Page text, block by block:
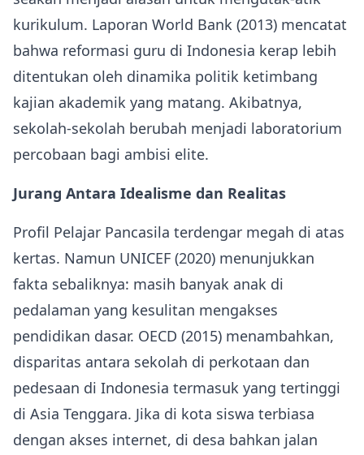
kurikulum. Laporan World Bank (2013) mencatat
bahwa reformasi guru di Indonesia kerap lebih
ditentukan oleh dinamika politik ketimbang
kajian akademik yang matang. Akibatnya,
sekolah-sekolah berubah menjadi laboratorium
percobaan bagi ambisi elite.
Jurang Antara Idealisme dan Realitas
Profil Pelajar Pancasila terdengar megah di atas
kertas. Namun UNICEF (2020) menunjukkan
fakta sebaliknya: masih banyak anak di
pedalaman yang kesulitan mengakses
pendidikan dasar. OECD (2015) menambahkan,
disparitas antara sekolah di perkotaan dan
pedesaan di Indonesia termasuk yang tertinggi
di Asia Tenggara. Jika di kota siswa terbiasa
dengan akses internet, di desa bahkan jalan